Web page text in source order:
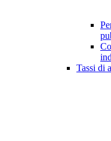
Tassi di